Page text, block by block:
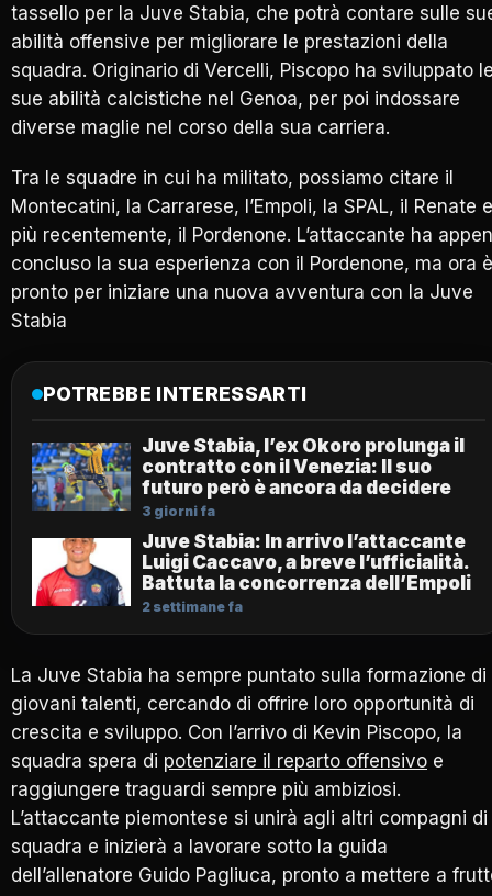
tassello per la Juve Stabia, che potrà contare sulle
abilità offensive per migliorare le prestazioni della
squadra. Originario di Vercelli, Piscopo ha sviluppato
sue abilità calcistiche nel Genoa, per poi indossare
diverse maglie nel corso della sua carriera.
Tra le squadre in cui ha militato, possiamo citare il
Montecatini, la Carrarese, l’Empoli, la SPAL, il Renate
più recentemente, il Pordenone. L’attaccante ha
concluso la sua esperienza con il Pordenone, ma ora è
pronto per iniziare una nuova avventura con la Juve
Stabia
POTREBBE INTERESSARTI
Juve Stabia, l’ex Okoro prolunga il
contratto con il Venezia: Il suo
futuro però è ancora da decidere
3 giorni fa
Juve Stabia: In arrivo l’attaccante
Luigi Caccavo, a breve l’ufficialità.
Battuta la concorrenza dell’Empoli
2 settimane fa
La Juve Stabia ha sempre puntato sulla formazione di
giovani talenti, cercando di offrire loro opportunità di
crescita e sviluppo. Con l’arrivo di Kevin Piscopo, la
squadra spera di potenziare il reparto offensivo e
raggiungere traguardi sempre più ambiziosi.
L’attaccante piemontese si unirà agli altri compagni di
squadra e inizierà a lavorare sotto la guida
dell’allenatore Guido Pagliuca, pronto a mettere a